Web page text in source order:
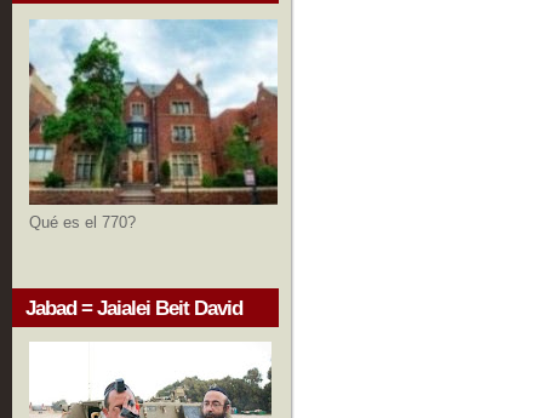
Qué es el 770?
Jabad = Jaialei Beit David